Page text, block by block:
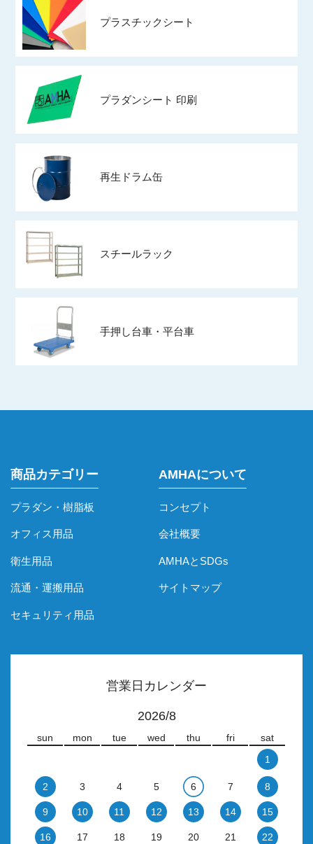
プラスチックシート
プラダンシート 印刷
再生ドラム缶
スチールラック
手押し台車・平台車
商品カテゴリー
プラダン・樹脂板
オフィス用品
衛生用品
流通・運搬用品
セキュリティ用品
AMHAについて
コンセプト
会社概要
AMHAとSDGs
サイトマップ
営業日カレンダー
2026/8
sun mon tue wed thu fri
sat
1
2 3 4 5 6 7 8
9 10 11 12 13 14 15
16 17 18 19 20 21 22